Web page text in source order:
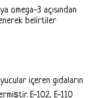
omega-3 açısından
belirtiler
içeren gıdaların
E-102, E-110